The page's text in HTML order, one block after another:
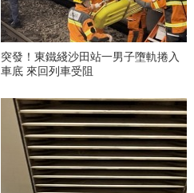
突發！東鐵綫沙田站一男子墮軌捲入
車底 來回列車受阻